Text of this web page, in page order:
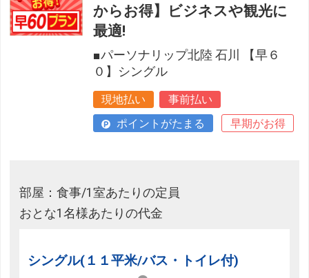
からお得】ビジネスや観光に
最適!
■パーソナリップ北陸 石川 【早６
０】シングル
現地払い
事前払い
ポイントがたまる
早期がお得
部屋：食事/1室あたりの定員
おとな1名様あたりの代金
シングル(１１平米/バス・トイレ付)